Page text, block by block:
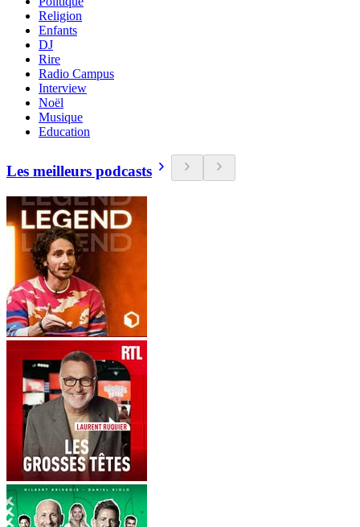
Religion
Enfants
DJ
Rire
Radio Campus
Interview
Noël
Musique
Education
Les meilleurs podcasts